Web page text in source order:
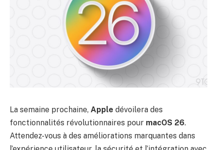
La semaine prochaine, Apple dévoilera des
fonctionnalités révolutionnaires pour macOS 26.
Attendez-vous à des améliorations marquantes dans